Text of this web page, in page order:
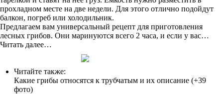
прохладном месте на две недели. Для этого отлично подойдут
балкон, погреб или холодильник.
Предлагаем вам универсальный рецепт для приготовления
лесных грибов. Они маринуются всего 2 часа, и если у вас…
Читать далее…
Читайте также:
Какие грибы относятся к трубчатым и их описание (+39
фото)